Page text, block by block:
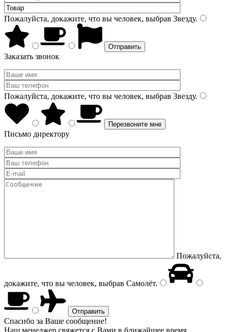
Пожалуйста, докажите, что вы человек, выбрав Звезду.
Заказать звонок
Пожалуйста, докажите, что вы человек, выбрав Звезду.
Письмо директору
Пожалуйста,
докажите, что вы человек, выбрав Самолёт.
Спасибо за Ваше сообщение!
Наш менеджер свяжется с Вами в ближайшее время.